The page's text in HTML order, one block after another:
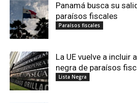
Panamá busca su
paraísos fiscales
Paraísos fiscales
La UE vuelve a incluir
negra de paraísos
Lista Negra